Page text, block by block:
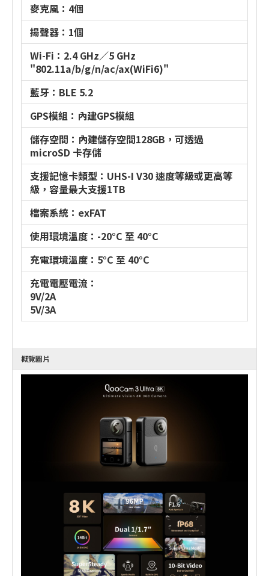
麥克風：4個
揚聲器：1個
Wi-Fi：2.4 GHz／5 GHz
"802.11a/b/g/n/ac/ax(WiFi6)"
藍牙：BLE 5.2
GPS模組：內建GPS模組
儲存空間：內建儲存空間128GB，可透過
microSD 卡存儲
支援記憶卡類型：UHS-I V30 速度等級或更高等
級，容量最大支援1TB
檔案系統：exFAT
使用環境溫度：-20°C 至 40°C
充電環境溫度：5°C 至 40°C
充電電壓電流：
9V/2A
5V/3A
概覽圖片